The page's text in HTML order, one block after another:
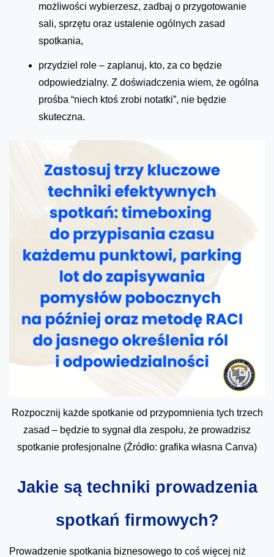
możliwości wybierzesz, zadbaj o przygotowanie
sali, sprzętu oraz ustalenie ogólnych zasad
spotkania,
przydziel role – zaplanuj, kto, za co będzie
odpowiedzialny. Z doświadczenia wiem, że ogólna
prośba “niech ktoś zrobi notatki”, nie będzie
skuteczna.
Rozpocznij każde spotkanie od przypomnienia tych trzech
zasad – będzie to sygnał dla zespołu, że prowadzisz
spotkanie profesjonalne (Źródło: grafika własna Canva)
Jakie są techniki prowadzenia
spotkań firmowych?
Prowadzenie spotkania biznesowego to coś więcej niż